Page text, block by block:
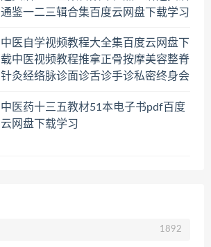
通鉴一二三辑合集百度云网盘下载学习
中医自学视频教程大全集百度云网盘下
载中医视频教程推拿正骨按摩美容整脊
针灸经络脉诊面诊舌诊手诊私密终身会
中医药十三五教材51本电子书pdf百度
云网盘下载学习
1892